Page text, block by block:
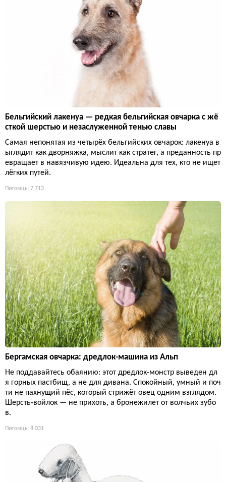
Бельгийский лакенуа — редкая бельгийская овчарка с жё
сткой шерстью и незаслуженной тенью славы
Самая непонятая из четырёх бельгийских овчарок: лакенуа в
ыглядит как дворняжка, мыслит как стратег, а преданность пр
евращает в навязчивую идею. Идеальна для тех, кто не ищет
лёгких путей.
Питомцы 7 713
Бергамская овчарка: дредлок-машина из Альп
Не поддавайтесь обаянию: этот дредлок-монстр выведен дл
я горных пастбищ, а не для дивана. Спокойный, умный и поч
ти не пахнущий пёс, который стрижёт овец одним взглядом.
Шерсть-войлок — не прихоть, а бронежилет от волчьих зубо
в.
Питомцы 8 031